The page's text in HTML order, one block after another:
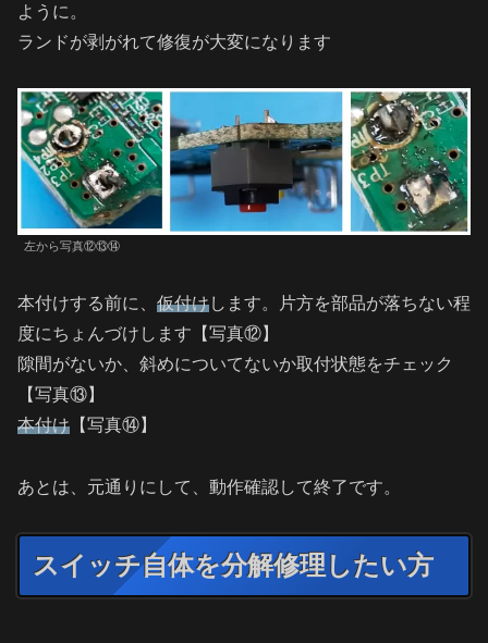
ように。
ランドが剥がれて修復が大変になります
左から写真⑫⑬⑭
本付けする前に、 仮付けします。片方を部品が落ちない程
度にちょんづけします【写真⑫】
隙間がないか、斜めについてないか取付状態をチェック
【写真⑬】
本付け 【写真⑭】
あとは、元通りにして、動作確認して終了です。
スイッチ自体を分解修理したい方